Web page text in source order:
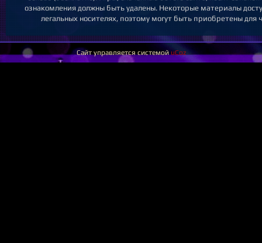
ознакомления должны быть удалены. Некоторые материалы
легальных носителях, поэтому могут быть приобретены для
Сайт управляется системойuCoz